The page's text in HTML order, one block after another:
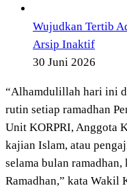
Wujudkan Tertib
Arsip Inaktif
30 Juni 2026
“Alhamdulillah hari ini
rutin setiap ramadhan
Unit KORPRI, Anggota
kajian Islam, atau
selama bulan
Ramadhan,” kata Wakil